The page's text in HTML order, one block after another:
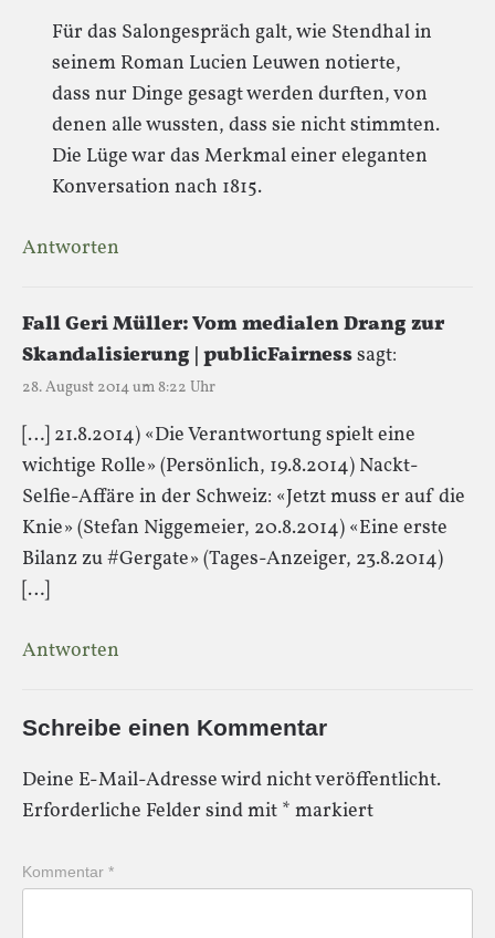
Für das Salongespräch galt, wie Stendhal in
seinem Roman Lucien Leuwen notierte,
dass nur Dinge gesagt werden durften, von
denen alle wussten, dass sie nicht stimmten.
Die Lüge war das Merkmal einer eleganten
Konversation nach 1815.
Antworten
Fall Geri Müller: Vom medialen Drang zur
Skandalisierung | publicFairnesssagt:
28. August 2014 um 8:22 Uhr
[…] 21.8.2014) «Die Verantwortung spielt eine
wichtige Rolle» (Persönlich, 19.8.2014) Nackt-
Selfie-Affäre in der Schweiz: «Jetzt muss er auf die
Knie» (Stefan Niggemeier, 20.8.2014) «Eine erste
Bilanz zu #Gergate» (Tages-Anzeiger, 23.8.2014)
[…]
Antworten
Schreibe einen Kommentar
Deine E-Mail-Adresse wird nicht veröffentlicht.
Erforderliche Felder sind mit * markiert
Kommentar *